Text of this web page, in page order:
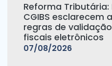
Reforma Tributária:
CGIBS esclarecem
regras de
fiscais eletrônicos
07/08/2026